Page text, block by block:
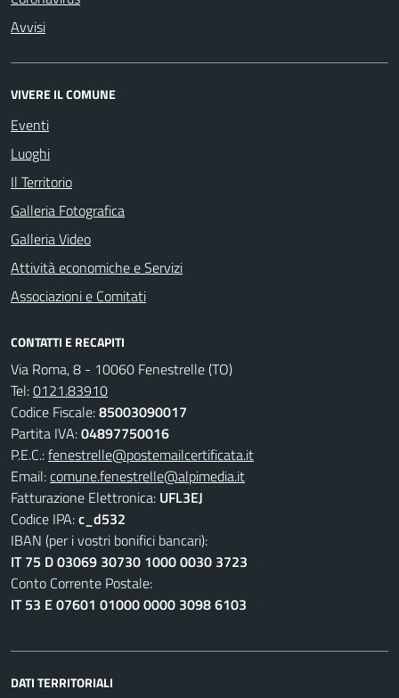
Avvisi
VIVERE IL COMUNE
Eventi
Luoghi
Il Territorio
Galleria Fotografica
Galleria Video
Attività economiche e Servizi
Associazioni e Comitati
CONTATTI E RECAPITI
Via Roma, 8 - 10060 Fenestrelle (TO)
Tel:0121.83910
Codice Fiscale:85003090017
Partita IVA:04897750016
P.E.C.:fenestrelle@postemailcertificata.it
Email:comune.fenestrelle@alpimedia.it
Fatturazione Elettronica: UFL3EJ
Codice IPA:c_d532
IBAN (per i vostri bonifici bancari):
IT 75 D 03069 30730 1000 0030 3723
Conto Corrente Postale:
IT 53 E 07601 01000 0000 3098 6103
DATI TERRITORIALI